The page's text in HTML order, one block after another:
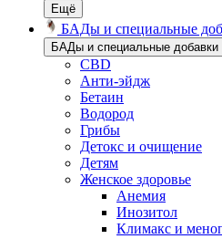
Ещё
БАДы и специальные
БАДы и специальные добавки
CBD
Анти-эйдж
Бетаин
Водород
Грибы
Детокс и очищение
Детям
Женское здоровье
Анемия
Инозитол
Климакс и